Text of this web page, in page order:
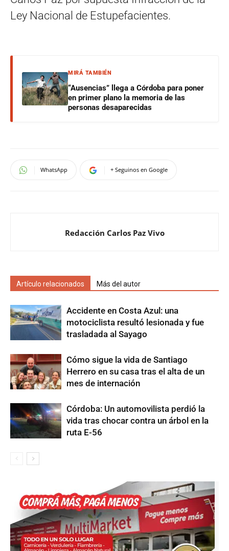
Ley Nacional de Estupefacientes.
MIRÁ TAMBIÉN
“Ausencias” llega a Córdoba para poner
en primer plano la memoria de las
personas desaparecidas
WhatsApp + Seguinos en Google
Redacción Carlos Paz Vivo
Artículo relacionados Más del autor
Accidente en Costa Azul: una
motociclista resultó lesionada y fue
trasladada al Sayago
Cómo sigue la vida de Santiago
Herrero en su casa tras el alta de un
mes de internación
Córdoba: Un automovilista perdió la
vida tras chocar contra un árbol en la
ruta E-56